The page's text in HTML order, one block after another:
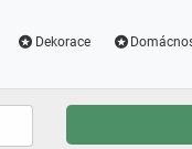
Dekorace